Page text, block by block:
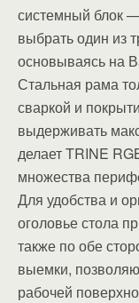
системный блок
выбрать один из
основываясь на
Стальная рама
сваркой и
выдерживать
делает TRINE
множества
Для удобства и
оголовье стола
также по обе
выемки,
рабочей